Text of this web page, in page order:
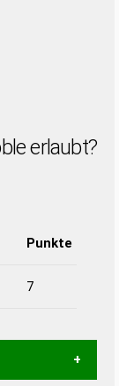
erlaubt?
Punkte
7